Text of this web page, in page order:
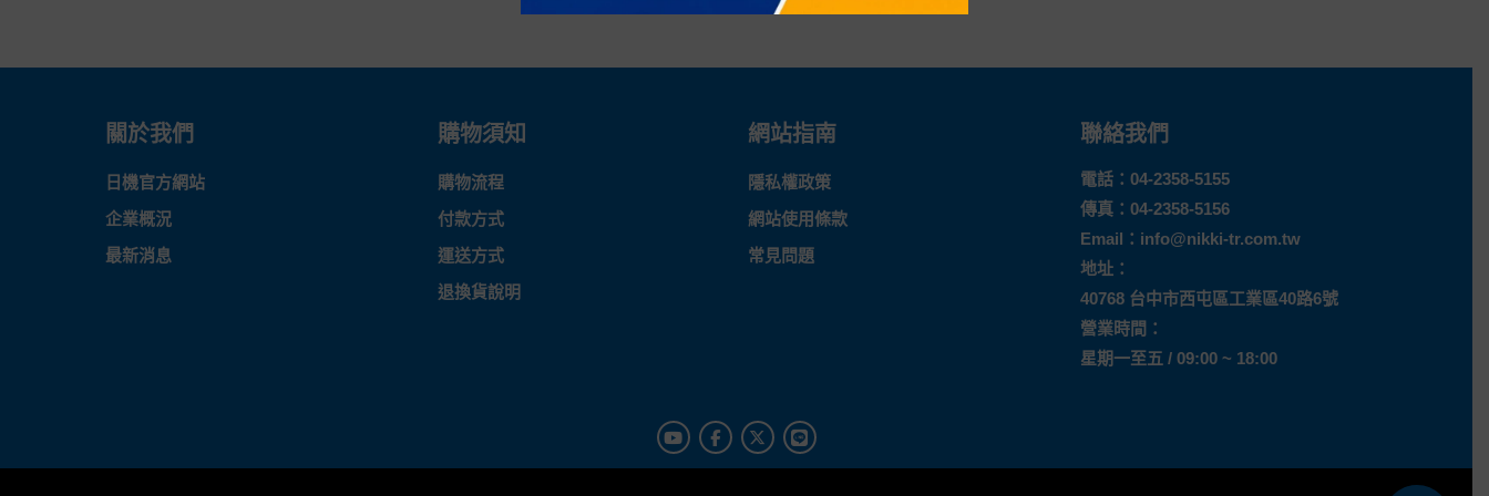
關於我們
日機官方網站
企業概況
最新消息
購物須知
購物流程
付款方式
運送方式
退換貨說明
網站指南
隱私權政策
網站使用條款
常見問題
聯絡我們
電話： 04-2358-5155
傳真：04-2358-5156
Email： info@nikki-tr.com.tw
地址：
40768 台中市西屯區工業區40路6號
營業時間：
星期一至五 / 09:00 ~ 18:00